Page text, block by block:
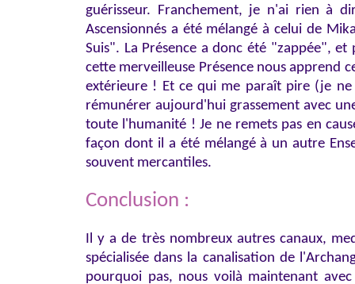
guérisseur. Franchement, je n'ai rien à
Ascensionnés a été mélangé à celui de
Suis". La Présence a donc été "zappée",
cette merveilleuse Présence nous apprend
extérieure ! Et ce qui me paraît pire (je ne
rémunérer aujourd'hui grassement avec
toute l'humanité ! Je ne remets pas en
façon dont il a été mélangé à un autre
souvent mercantiles.
Conclusion :
Il y a de très nombreux autres canaux,
spécialisée dans la canalisation de
pourquoi pas, nous voilà maintenant